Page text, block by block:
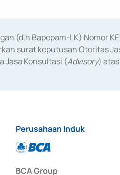
(d.h Bapepam-LK) Nomor
surat keputusan Otoritas
Jasa Konsultasi (Advisory)
Perusahaan Induk
BCA Group